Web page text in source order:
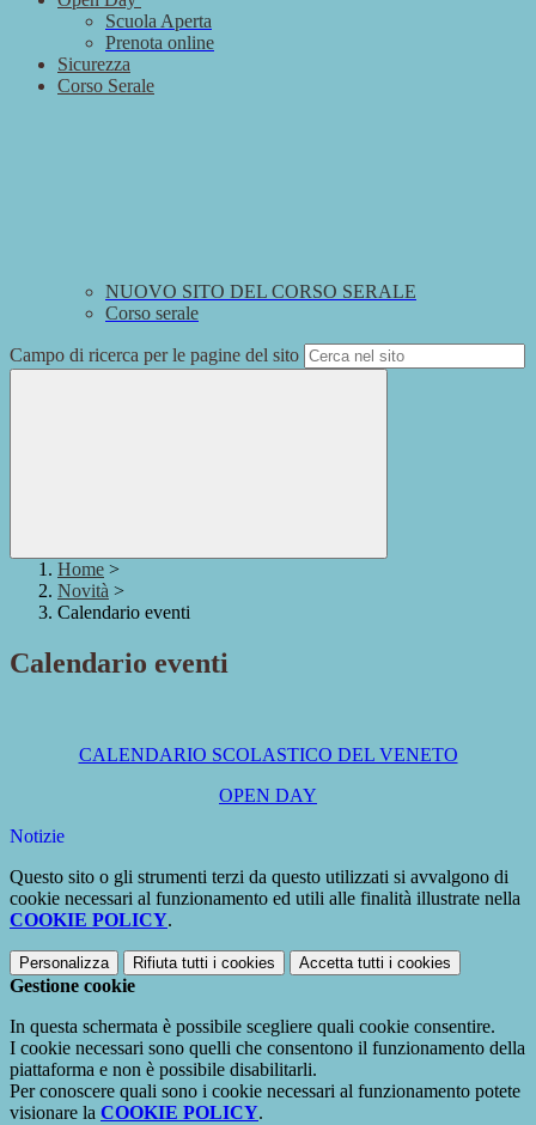
Scuola Aperta
Prenota online
Sicurezza
Corso Serale
NUOVO SITO DEL CORSO SERALE
Corso serale
Campo di ricerca per le pagine del sito
Home >
Novità >
Calendario eventi
Calendario eventi
CALENDARIO SCOLASTICO DEL VENETO
OPEN DAY
Notizie
Questo sito o gli strumenti terzi da questo utilizzati si avvalgono di
cookie necessari al funzionamento ed utili alle finalità illustrate nella
COOKIE POLICY.
Personalizza Rifiuta tutti i cookies Accetta tutti i cookies
Gestione cookie
In questa schermata è possibile scegliere quali cookie consentire.
I cookie necessari sono quelli che consentono il funzionamento della
piattaforma e non è possibile disabilitarli.
Per conoscere quali sono i cookie necessari al funzionamento potete
visionare la COOKIE POLICY.